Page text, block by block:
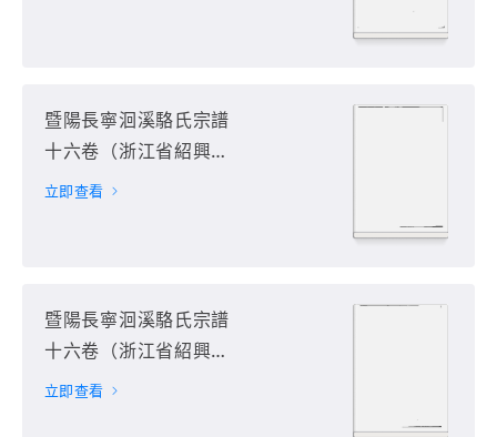
暨陽長寧洄溪駱氏宗譜
十六卷（浙江省紹興市
諸暨市）第11册
立即查看
暨陽長寧洄溪駱氏宗譜
十六卷（浙江省紹興市
諸暨市）第12册
立即查看